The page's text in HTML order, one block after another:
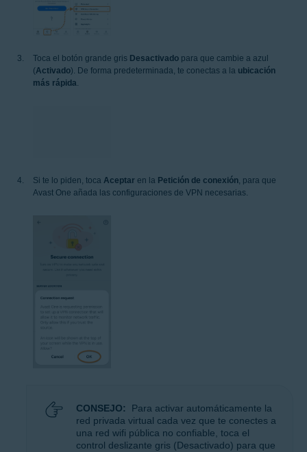
Toca el botón grande gris Desactivado para que cambie a azul
(Activado). De forma predeterminada, te conectas a la ubicación
más rápida